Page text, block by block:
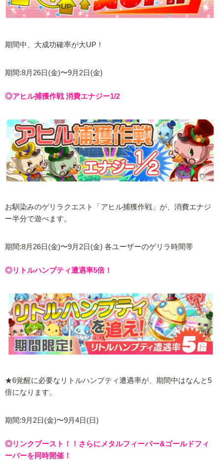
期間中、大成功確率が大UP！
期間:8月26日(金)〜9月2日(金)
◎アヒル捕獲作戦 消費エナジー1/2
お馴染みのゲリラクエスト「アヒル捕獲作戦」が、消費エナジ
ー半分で遊べます。
期間:8月26日(金)〜9月2日(金) 各ユーザーのゲリラ時間帯
◎リトルハンプティ遭遇率5倍！
★6覚醒に必要なリトルハンプティ遭遇率が、期間中はなんと5
倍になります。
期間:9月2日(金)〜9月4日(日)
◎リンクブースト！！さらにメタルフィーバー&ゴールドフィ
ーバーを同時開催！